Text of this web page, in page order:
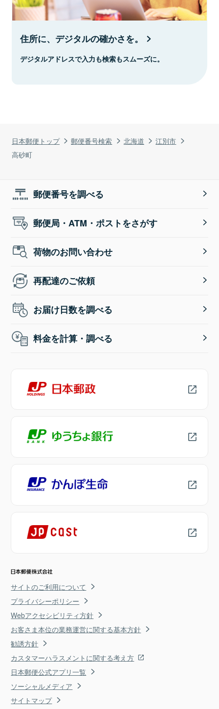
日本郵便トップ 郵便番号検索 北海道
江別市
高砂町
住所に、デジタルの確かさを。
デジタルアドレスで入力も検索もスムーズに。
郵便番号を調べる
郵便局・ATM・ポストをさがす
荷物のお問い合わせ
再配達のご依頼
お届け日数を調べる
料金を計算・調べる
サイトのご利用について
プライバシーポリシー
Webアクセシビリティ方針
お客さま本位の業務運営に関する基本方針
勧誘方針
カスタマーハラスメントに関する考え方
日本郵便公式アプリ一覧
ソーシャルメディア
サイトマップ